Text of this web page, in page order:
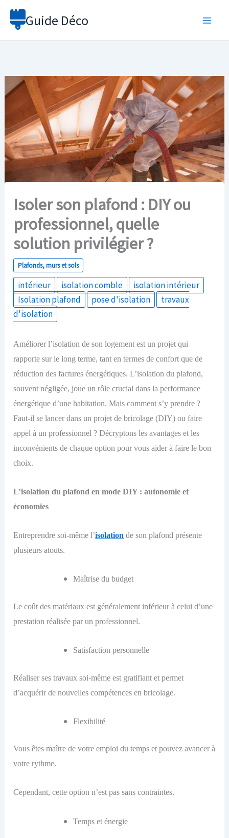
Aller
Guide Déco
Isoler son plafond : DIY ou
professionnel, quelle
solution privilégier ?
Plafonds, murs et sols
intérieur isolation comble
isolation intérieur
Isolation plafond
pose d'isolation
travaux
d'isolation
Améliorer l’isolation de son logement est un projet qui
rapporte sur le long terme, tant en termes de confort que de
réduction des factures énergétiques. L’isolation du plafond,
souvent négligée, joue un rôle crucial dans la performance
énergétique d’une habitation. Mais comment s’y prendre ?
Faut-il se lancer dans un projet de bricolage (DIY) ou faire
appel à un professionnel ? Décryptons les avantages et les
inconvénients de chaque option pour vous aider à faire le bon
choix.
L’isolation du plafond en mode DIY : autonomie et
économies
Entreprendre soi-même l’isolation de son plafond présente
plusieurs atouts.
Maîtrise du budget
Le coût des matériaux est généralement inférieur à celui d’une
prestation réalisée par un professionnel.
Satisfaction personnelle
Réaliser ses travaux soi-même est gratifiant et permet
d’acquérir de nouvelles compétences en bricolage.
Flexibilité
Vous êtes maître de votre emploi du temps et pouvez avancer à
votre rythme.
Cependant, cette option n’est pas sans contraintes.
Temps et énergie